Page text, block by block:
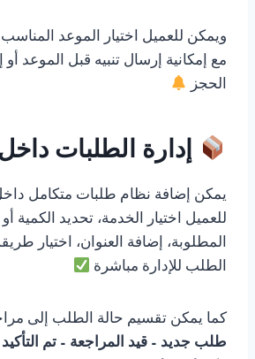
ويمكن للعميل اختيار الموعد
مع إمكانية إرسال تنبيه قبل الموعد أو
الحجز
إدارة الطلبات
يمكن إضافة نظام طلبات متكامل
للعميل اختيار الخدمة، تحديد الكمية
المطلوبة، إضافة العنوان، اختيار
الطلب للإدارة مباشرة
كما يمكن تقسيم حالة الطلب إلى
طلب جديد – قيد المراجعة – تم التأكيد